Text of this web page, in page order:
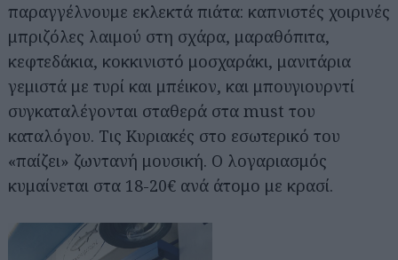
παραγγέλνουμε εκλεκτά πιάτα: καπνιστές χοιρινές
μπριζόλες λαιμού στη σχάρα, μαραθόπιτα,
κεφτεδάκια, κοκκινιστό μοσχαράκι, μανιτάρια
γεμιστά με τυρί και μπέικον, και μπουγιουρντί
συγκαταλέγονται σταθερά στα must του
καταλόγου. Τις Κυριακές στο εσωτερικό του
«παίζει» ζωντανή μουσική. Ο λογαριασμός
κυμαίνεται στα 18-20€ ανά άτομο με κρασί.